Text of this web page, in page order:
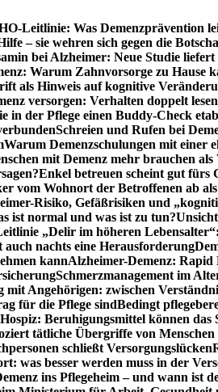
Leitlinie: Was Demenzprävention
– sie wehren sich gegen die
bei Alzheimer: Neue Studie
Warum Zahnvorsorge zu Hause
als Hinweis auf kognitive
versorgen: Verhalten doppelt lesen
in der Pflege einen Buddy-Check
Schreien und Rufen bei
Warum Demenzschulungen mit einer
mit Demenz mehr brauchen als
Enkel betreuen scheint gut fürs
vom Wohnort der Betroffenen ab
Risiko, Gefäßrisiken und
ist normal und was ist zu tun?
„Delir im höheren
auch nachts eine Herausforderung
kannAlzheimer-Demenz:
Schmerzmanagement im
mit Angehörigen: zwischen
für die Pflege sindBedingt
Beruhigungsmittel können das
tätliche Übergriffe von Menschen
schließt Versorgungslücken
was besser werden muss in der
ins Pflegeheim – und wann ist